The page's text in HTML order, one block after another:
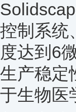
控制系统
度达到6
生产稳定
于生物医